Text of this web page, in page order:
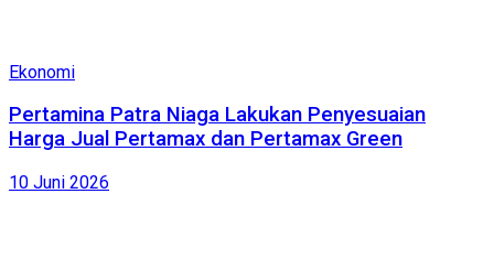
Ekonomi
Pertamina Patra Niaga Lakukan Penyesuaian
Harga Jual Pertamax dan Pertamax Green
10 Juni 2026